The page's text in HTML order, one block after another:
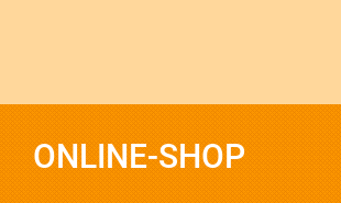
ONLINE-SHOP